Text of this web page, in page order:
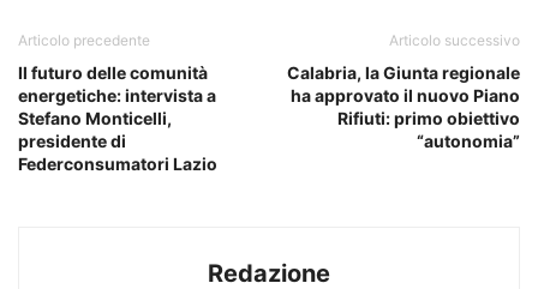
Articolo precedente
Il futuro delle comunità
energetiche: intervista a
Stefano Monticelli,
presidente di
Federconsumatori Lazio
Articolo successivo
Calabria, la Giunta regionale
ha approvato il nuovo Piano
Rifiuti: primo obiettivo
“autonomia”
Redazione